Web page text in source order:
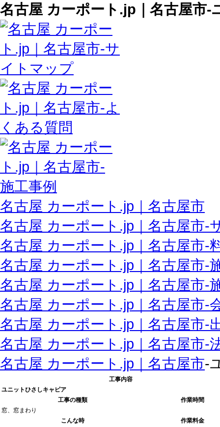
名古屋 カーポート.jp｜名古屋市
名古屋 カーポート.jp｜名古屋市
名古屋 カーポート.jp｜名古屋市‐
名古屋 カーポート.jp｜名古屋市‐
名古屋 カーポート.jp｜名古屋市‐
名古屋 カーポート.jp｜名古屋市‐
名古屋 カーポート.jp｜名古屋市‐
名古屋 カーポート.jp｜名古屋市‐
名古屋 カーポート.jp｜名古屋市‐
名古屋 カーポート.jp｜名古屋市‐
工事内容
ユニットひさしキャピア
工事の種類
作業時間
窓、窓まわり
こんな時
作業料金